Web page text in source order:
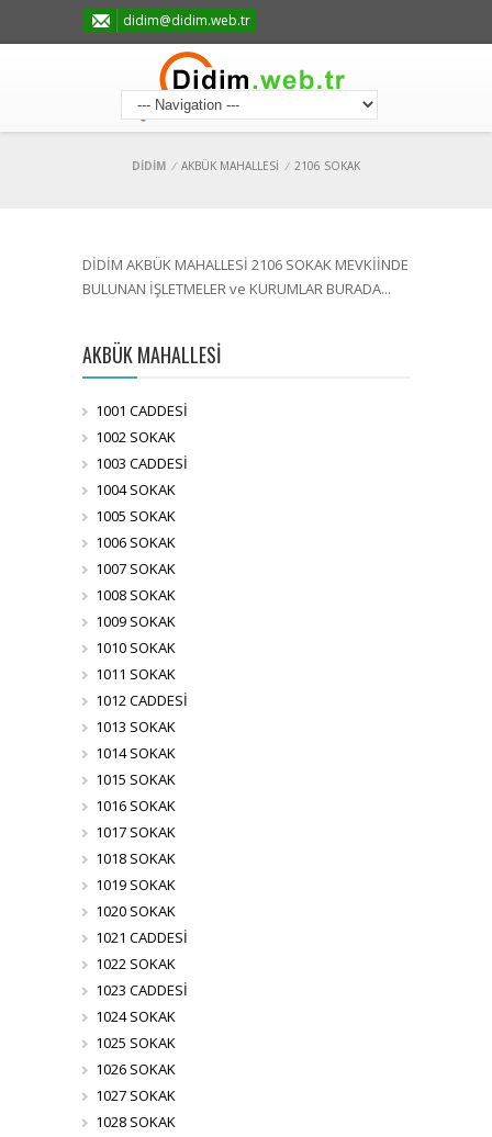
didim@didim.web.tr
DİDİM / AKBÜK MAHALLESİ / 2106 SOKAK
DİDİM AKBÜK MAHALLESİ 2106 SOKAK MEVKİİNDE
BULUNAN İŞLETMELER ve KURUMLAR BURADA...
AKBÜK MAHALLESİ
1001 CADDESİ
1002 SOKAK
1003 CADDESİ
1004 SOKAK
1005 SOKAK
1006 SOKAK
1007 SOKAK
1008 SOKAK
1009 SOKAK
1010 SOKAK
1011 SOKAK
1012 CADDESİ
1013 SOKAK
1014 SOKAK
1015 SOKAK
1016 SOKAK
1017 SOKAK
1018 SOKAK
1019 SOKAK
1020 SOKAK
1021 CADDESİ
1022 SOKAK
1023 CADDESİ
1024 SOKAK
1025 SOKAK
1026 SOKAK
1027 SOKAK
1028 SOKAK